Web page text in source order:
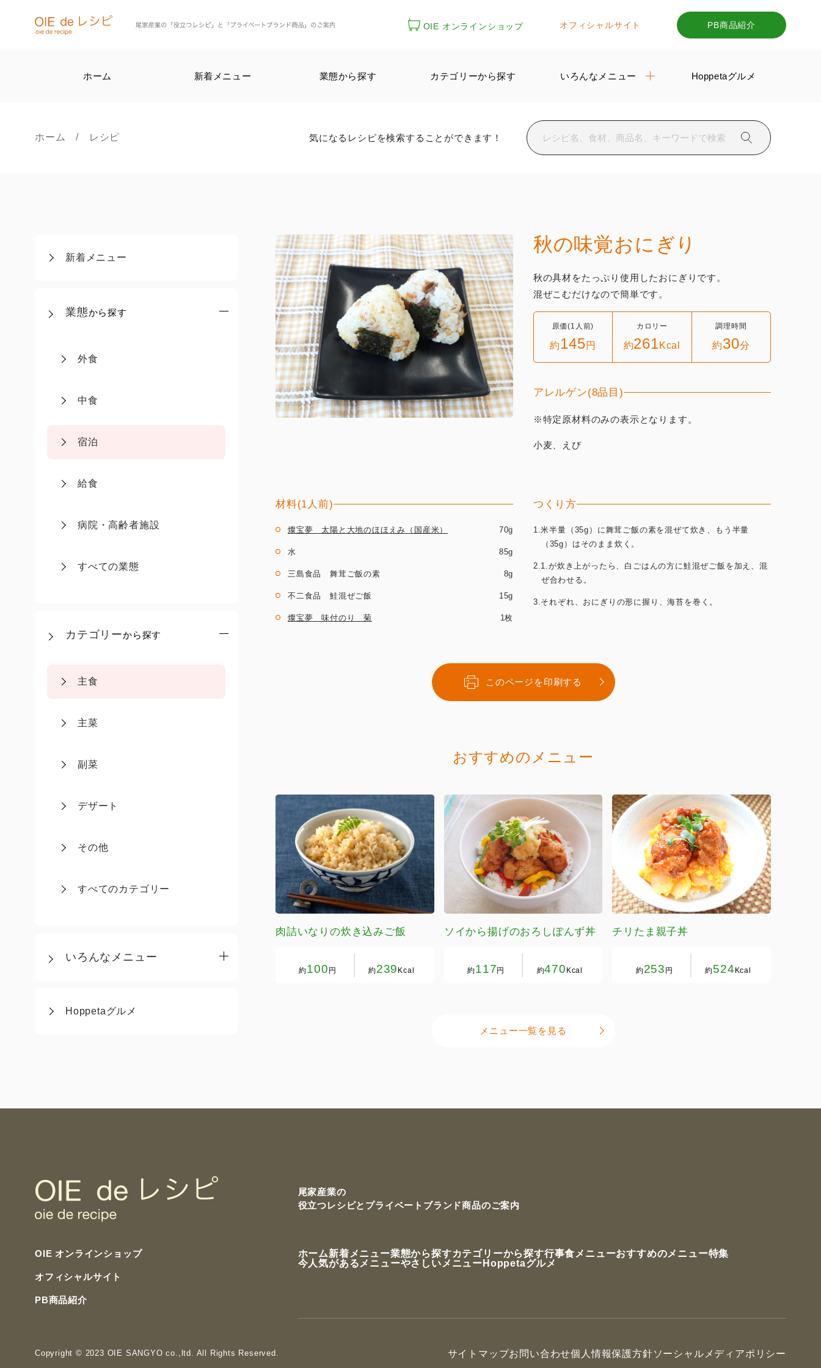
OIE オンラインショップ オフィシャルサイト PB商品紹介
ホーム 新着メニュー 業態から探す カテゴリーから探す いろんなメニュー Hoppetaグルメ
ホーム/ レシピ 気になるレシピを検索することができます！
新着メニュー
業態から探す
外食
中食
宿泊
給食
病院・高齢者施設
すべての業態
カテゴリーから探す
主食
主菜
副菜
デザート
その他
すべてのカテゴリー
いろんなメニュー
Hoppetaグルメ
秋の味覚おにぎり
秋の具材をたっぷり使用したおにぎりです。
混ぜこむだけなので簡単です。
原価(1人前)
約145円
カロリー
約261Kcal
調理時間
約30分
アレルゲン(8品目)
※特定原材料のみの表示となります。
小麦、えび
材料(1人前)
燦宝夢 太陽と大地のほほえみ（国産米） 70g
水 85g
三島食品 舞茸ご飯の素 8g
不二食品 鮭混ぜご飯 15g
燦宝夢 味付のり 菊 1枚
つくり方
1.米半量（35g）に舞茸ご飯の素を混ぜて炊き、もう半量
（35g）はそのまま炊く。
2.1.が炊き上がったら、白ごはんの方に鮭混ぜご飯を加え、混
ぜ合わせる。
3.それぞれ、おにぎりの形に握り、海苔を巻く。
このページを印刷する
おすすめのメニュー
肉詰いなりの炊き込みご飯
約100 円 約239 Kcal
ソイから揚げのおろしぽんず丼
約117円 約470 Kcal
チリたま親子丼
約253 円 約524 Kcal
メニュー一覧を見る
尾家産業の
役立つレシピと プライベートブランド商品のご案内
OIE オンラインショップ
オフィシャルサイト
PB商品紹介
ホーム新着メニュー業態から探すカテゴリーから探す行事食メニューおすすめのメニュー特集
今人気があるメニューやさしいメニュー Hoppetaグルメ
Copyright © 2023 OIE SANGYO co.,ltd. All Rights Reserved. サイトマップお問い合わせ個人情報保護方針ソーシャルメディアポリシー